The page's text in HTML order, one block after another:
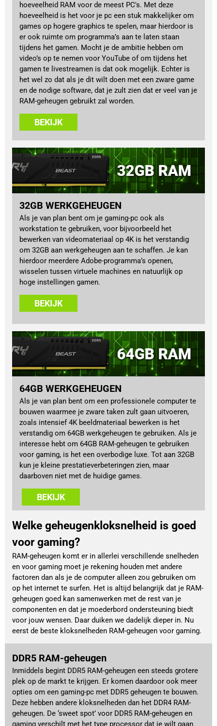
hoeveelheid RAM voor de meest PC's. Met deze
hoeveelheid is het voor je pc een stuk makkelijker om
games op hogere graphics te spelen, maar hierdoor is
er ook ruimte om programma’s aan te laten staan
tijdens het gamen. Mocht je de ambitie hebben om
video’s op te nemen voor YouTube of om tijdens het
gamen te livestreamen is dat ook mogelijk. Echter is
het wel zo dat als je dit wilt doen met een zware game
en de nodige software, dat je zult zien dat er veel van je
RAM-geheugen gebruikt zal worden.
BEKIJK
32GB WERKGEHEUGEN
Als je van plan bent om je gaming-pc ook als
workstation te gebruiken, voor bijvoorbeeld het
bewerken van videomateriaal op 4K is het verstandig
om 32GB aan werkgeheugen aan te schaffen. Je kan
hierdoor meerdere Adobe-programma’s openen,
wisselen tussen virtuele machines en natuurlijk op
hoge instellingen gamen.
BEKIJK
64GB WERKGEHEUGEN
Als je van plan bent om een professionele computer te
bouwen waarmee je zware taken zult gaan uitvoeren,
zoals intensief 4K beeldmateriaal bewerken is het
verstandig om 64GB werkgeheugen te gebruiken. Als je
interesse hebt om 64GB RAM-geheugen te gebruiken
voor gaming, is het een overbodige luxe. Tot aan 32GB
kun je kleine prestatieverbeteringen zien, maar
daarboven niet met de huidige games.
BEKIJK
Welke geheugenkloksnelheid is goed
voor gaming?
RAM-geheugen komt er in allerlei verschillende snelheden
en voor gaming moet je rekening houden met andere
factoren dan als je de computer alleen zou gebruiken om
op het internet te surfen. Het is altijd belangrijk dat je RAM-
geheugen goed kan samenwerken met de rest van je
componenten en dat je moederbord ondersteuning biedt
voor jouw wensen. Daar duiken we dadelijk dieper in. Nu
eerst de beste kloksnelheden RAM-geheugen voor gaming.
DDR5 RAM-geheugen
Inmiddels begint DDR5 RAM-geheugen een steeds grotere
plek op de markt te krijgen. Er komen daardoor ook meer
opties om een gaming-pc met DDR5 geheugen te bouwen.
Deze hebben andere kloksnelheden dan het DDR4 RAM-
geheugen. De ‘sweet spot’ voor DDR5 RAM-geheugen en
gaming verschilt met het type processor dat je wilt gaan